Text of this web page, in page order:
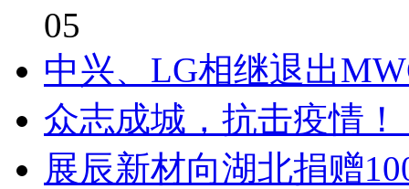
05
中兴、LG相继退出
众志成城，抗击疫情
展辰新材向湖北捐赠